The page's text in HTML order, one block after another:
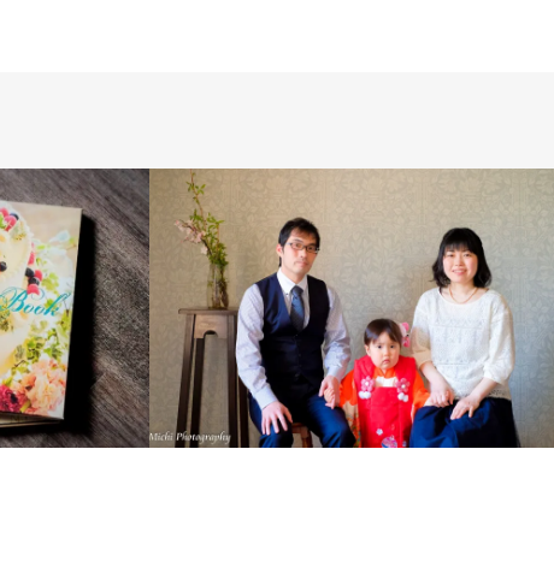
PHOTO SALON
WEDDING
WEDDING DAY